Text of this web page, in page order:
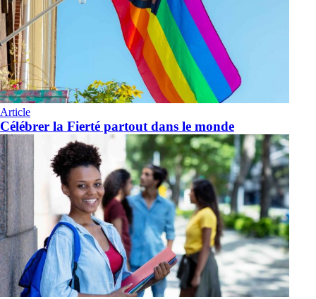
Article
Célébrer la Fierté partout dans le monde